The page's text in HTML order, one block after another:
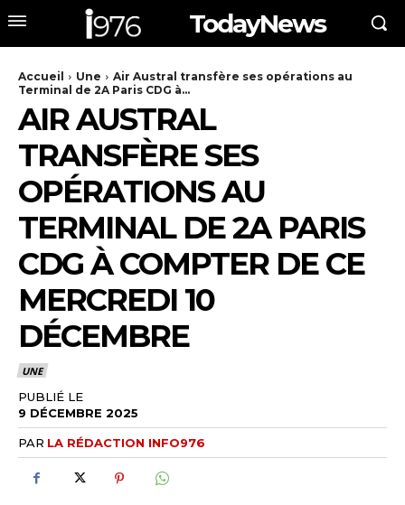
TodayNews
Accueil Une
Air Austral transfère ses opérations au
Terminal de 2A Paris CDG à...
AIR AUSTRAL
TRANSFÈRE SES
OPÉRATIONS AU
TERMINAL DE 2A PARIS
CDG À COMPTER DE CE
MERCREDI 10
DÉCEMBRE
UNE
PUBLIÉ LE
9 DÉCEMBRE 2025
PAR LA RÉDACTION INFO976